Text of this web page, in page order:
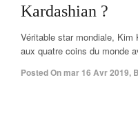
Kardashian ?
Véritable star mondiale, Kim
aux quatre coins du monde
Posted Onmar 16 Avr 2019,